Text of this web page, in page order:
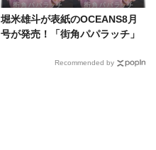
堀米雄斗が表紙のOCEANS8月
号が発売！「街角パパラッチ」
Recommended by